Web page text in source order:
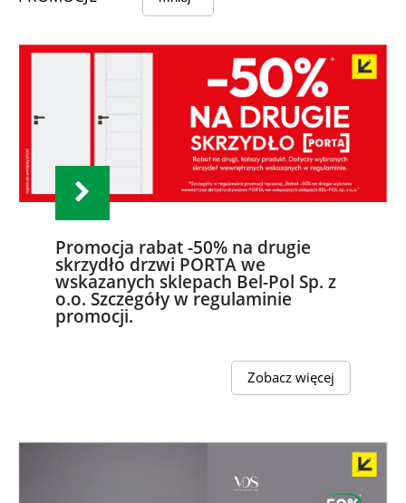
Promocja rabat -50% na drugie
skrzydło drzwi PORTA we
wskazanych sklepach Bel-Pol Sp. z
o.o. Szczegóły w regulaminie
promocji.
Zobacz więcej